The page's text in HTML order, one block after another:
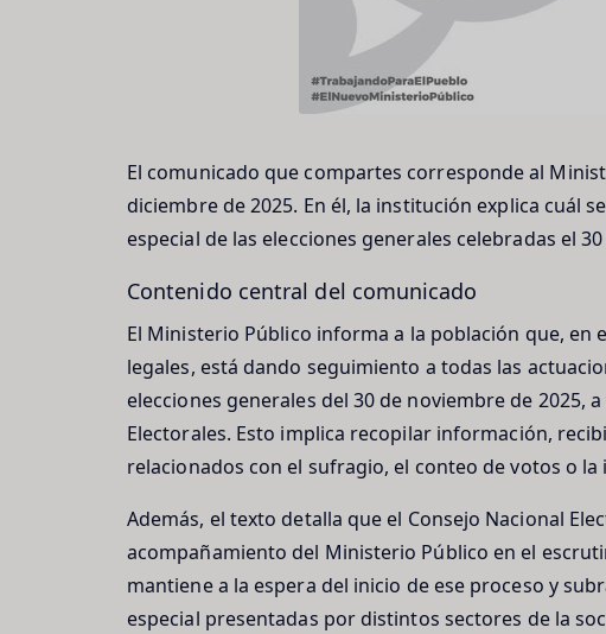
El comunicado que compartes corresponde al
diciembre de 2025. En él, la institución explica cuál
especial de las elecciones generales celebradas el
Contenido central del comunicado
El Ministerio Público informa a la población que,
legales, está dando seguimiento a todas las
elecciones generales del 30 de noviembre de 2025,
Electorales. Esto implica recopilar información,
relacionados con el sufragio, el conteo de votos o
Además, el texto detalla que el Consejo Nacional
acompañamiento del Ministerio Público en el
mantiene a la espera del inicio de ese proceso y
especial presentadas por distintos sectores de la